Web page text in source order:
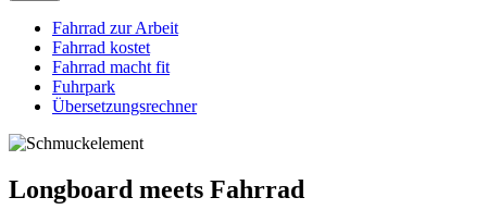
Fahrrad zur Arbeit
Fahrrad kostet
Fahrrad macht fit
Fuhrpark
Übersetzungsrechner
Longboard meets Fahrrad